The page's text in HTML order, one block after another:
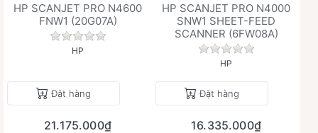
HP SCANJET PRO N4600
FNW1 (20G07A)
Chưa có đánh giá nào cho sản phẩm này.
HP
Đặt hàng
21.175.000₫
HP SCANJET PRO N4000
SNW1 SHEET-FEED
SCANNER (6FW08A)
Chưa có đánh giá
HP
Đặt hàng
16.335.000₫